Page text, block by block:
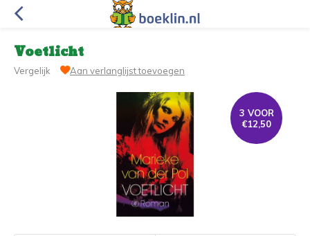
Voetlicht
Vergelijk Aan verlanglijst toevoegen
3 VOOR
€12,50